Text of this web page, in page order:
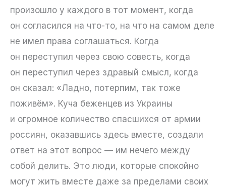
произошло у каждого в тот момент, когда
он согласился на что-то, на что на самом деле
не имел права соглашаться. Когда
он переступил через свою совесть, когда
он переступил через здравый смысл, когда
он сказал: «Ладно, потерпим, так тоже
поживём». Куча беженцев из Украины
и огромное количество спасшихся от армии
россиян, оказавшись здесь вместе, создали
ответ на этот вопрос — им нечего между
собой делить. Это люди, которые спокойно
могут жить вместе даже за пределами своих